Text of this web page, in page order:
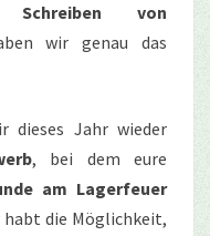
von
wir genau das
dieses Jahr wieder
, bei dem eure
am Lagerfeuer
die Möglichkeit,